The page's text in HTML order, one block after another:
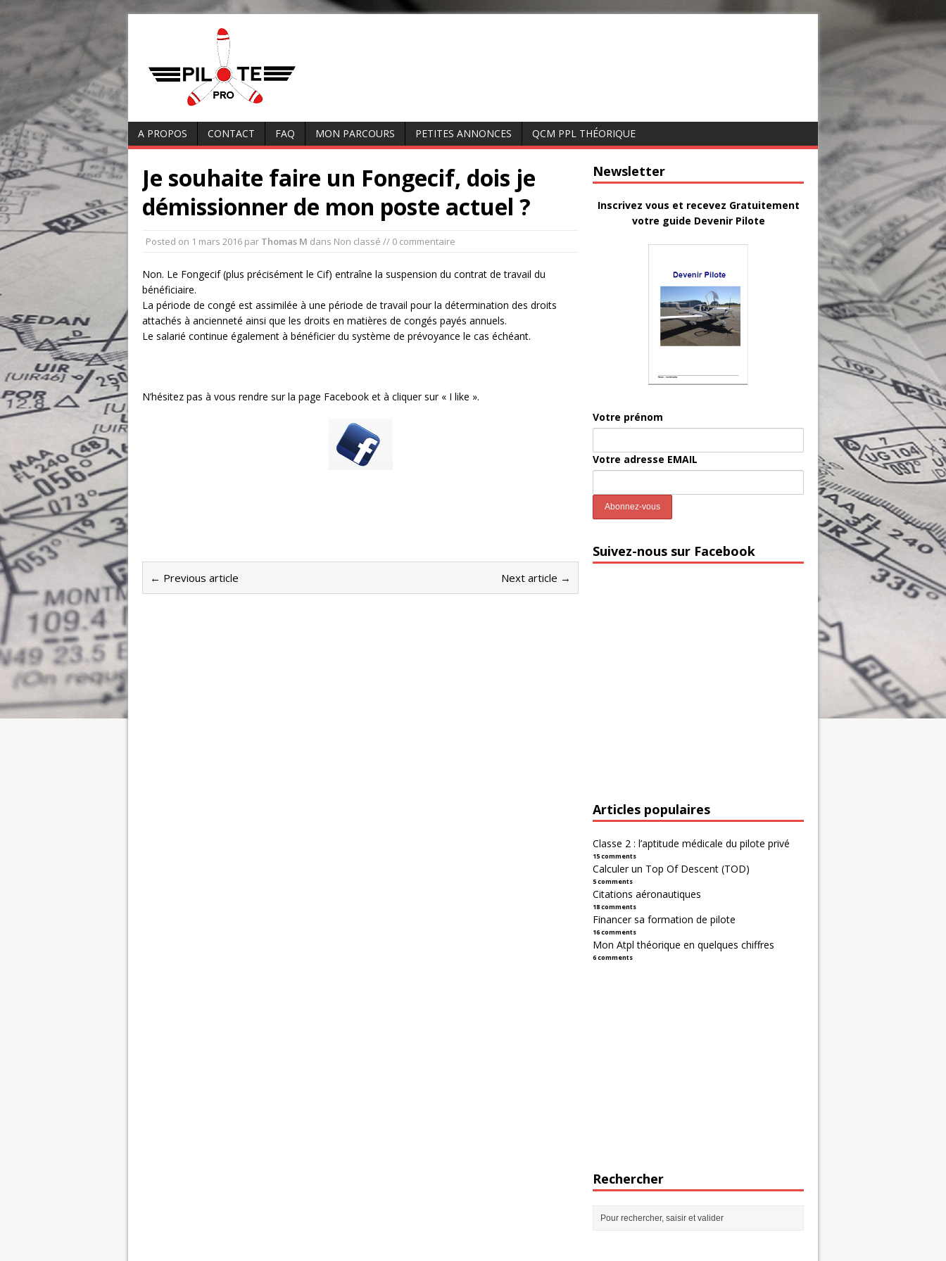
A PROPOS CONTACT FAQ MON PARCOURS PETITES ANNONCES QCM PPL THÉORIQUE
Je souhaite faire un Fongecif, dois je
démissionner de mon poste actuel ?
Posted on 1 mars 2016 par Thomas M dans Non classé // 0 commentaire
Non. Le Fongecif (plus précisément le Cif) entraîne la suspension du contrat de travail du
bénéficiaire.
La période de congé est assimilée à une période de travail pour la détermination des droits
attachés à ancienneté ainsi que les droits en matières de congés payés annuels.
Le salarié continue également à bénéficier du système de prévoyance le cas échéant.
N’hésitez pas à vous rendre sur la page Facebook et à cliquer sur « I like ».
← Previous article Next article →
Newsletter
Inscrivez vous et recevez Gratuitement
votre guide Devenir Pilote
Votre prénom
Votre adresse EMAIL
Suivez-nous sur Facebook
Articles populaires
Classe 2 : l’aptitude médicale du pilote privé
15 comments
Calculer un Top Of Descent (TOD)
5 comments
Citations aéronautiques
18 comments
Financer sa formation de pilote
16 comments
Mon Atpl théorique en quelques chiffres
6 comments
Rechercher